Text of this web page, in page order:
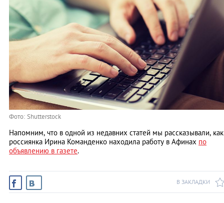
Фото: Shutterstock
Напомним, что в одной из недавних статей мы рассказывали, как
россиянка Ирина Команденко находила работу в Афинах по
объявлению в газете.
В ЗАКЛАДКИ